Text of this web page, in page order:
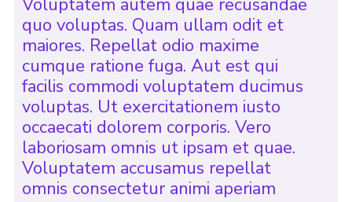
Voluptatem autem quae recusandae
quo voluptas. Quam ullam odit et
maiores. Repellat odio maxime
cumque ratione fuga. Aut est qui
facilis commodi voluptatem ducimus
voluptas. Ut exercitationem iusto
occaecati dolorem corporis. Vero
laboriosam omnis ut ipsam et quae.
Voluptatem accusamus repellat
omnis consectetur animi aperiam